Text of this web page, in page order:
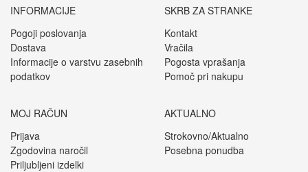
INFORMACIJE
Pogoji poslovanja
Dostava
Informacije o varstvu zasebnih
podatkov
SKRB ZA STRANKE
Kontakt
Vračila
Pogosta vprašanja
Pomoč pri nakupu
MOJ RAČUN
Prijava
Zgodovina naročil
Priljubljeni izdelki
AKTUALNO
Strokovno/Aktualno
Posebna ponudba